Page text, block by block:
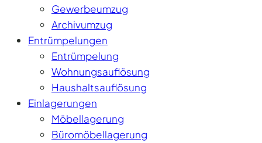
Gewerbeumzug
Archivumzug
Entrümpelungen
Entrümpelung
Wohnungsauflösung
Haushaltsauflösung
Einlagerungen
Möbellagerung
Büromöbellagerung